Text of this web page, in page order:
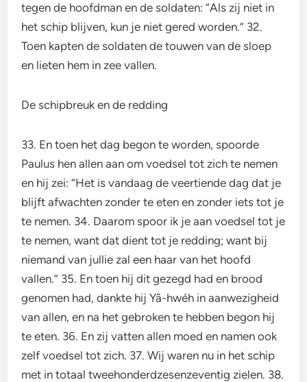
tegen de hoofdman en de soldaten: “Als zij niet in
het schip blijven, kun je niet gered worden.” 32.
Toen kapten de soldaten de touwen van de sloep
en lieten hem in zee vallen.
De schipbreuk en de redding
33. En toen het dag begon te worden, spoorde
Paulus hen allen aan om voedsel tot zich te nemen
en hij zei: “Het is vandaag de veertiende dag dat je
blijft afwachten zonder te eten en zonder iets tot je
te nemen. 34. Daarom spoor ik je aan voedsel tot je
te nemen, want dat dient tot je redding; want bij
niemand van jullie zal een haar van het hoofd
vallen.” 35. En toen hij dit gezegd had en brood
genomen had, dankte hij Yâ-hwéh in aanwezigheid
van allen, en na het gebroken te hebben begon hij
te eten. 36. En zij vatten allen moed en namen ook
zelf voedsel tot zich. 37. Wij waren nu in het schip
met in totaal tweehonderdzesenzeventig zielen. 38.